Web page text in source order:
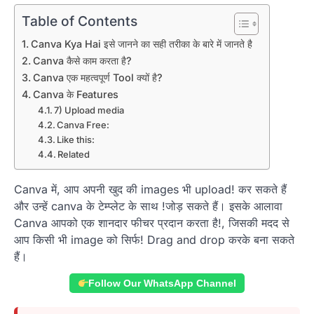
Table of Contents
Canva Kya Hai इसे जानने का सही तरीका के बारे में जानते है
Canva कैसे काम करता है?
Canva एक महत्वपूर्ण Tool क्यों है?
Canva के Features
7) Upload media
Canva Free:
Like this:
Related
Canva में, आप अपनी खुद की images भी upload! कर सकते हैं
और उन्हें canva के टेम्प्लेट के साथ !जोड़ सकते हैं। इसके आलावा
Canva आपको एक शानदार फीचर प्रदान करता है!, जिसकी मदद से
आप किसी भी image को सिर्फ! Drag and drop करके बना सकते
हैं।
Follow Our WhatsApp Channel